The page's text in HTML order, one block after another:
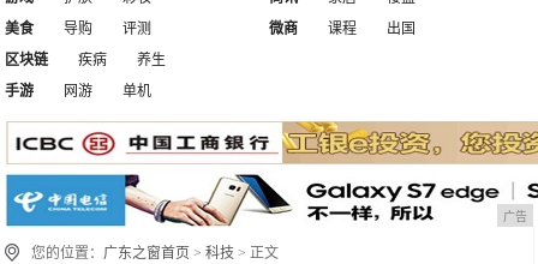
美食
导购 评测
微商
课程
出国
区块链
疾病
养生
手游
网游 单机
广告
您的位置： 广东之窗首页 >科技 > 正文